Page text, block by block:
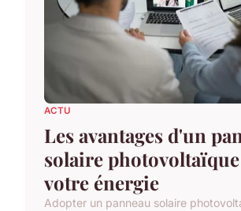
ACTU
Les avantages d'un
solaire
votre énergie
Adopter un panneau solaire